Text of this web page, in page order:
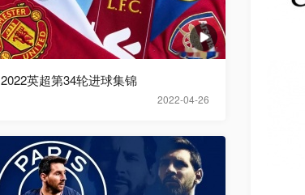
2022-04-26
2022英超第34轮进球集锦